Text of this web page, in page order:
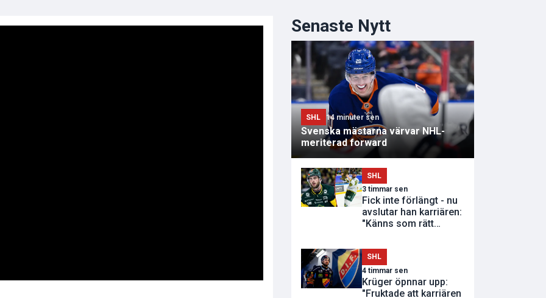
Senaste Nytt
SHL 14 minuter sen
Svenska mästarna värvar NHL-
meriterad forward
SHL
3 timmar sen
Fick inte förlängt - nu
avslutar han karriären:
"Känns som rätt
SHL
4 timmar sen
Krüger öpnnar upp:
"Fruktade att karriären